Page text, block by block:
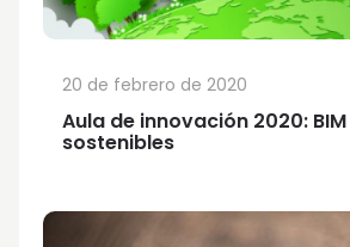
Aula de innovación 2020:
sostenibles
20 de febrero de 2020